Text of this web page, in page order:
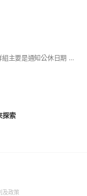
哈囉大家好 歡迎大家加入本社群 群組主要是通知公休日期 如果因颱風跟淹水的影響導致玉米供貨不穩定 我們就會改賣韭菜盒 歡迎大家來支持捧場👏👏
探索
及政策(Open